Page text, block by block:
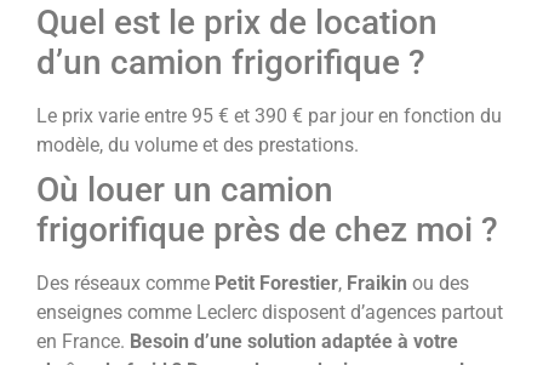
Quel est le prix de location
d’un camion frigorifique ?
Le prix varie entre 95 € et 390 € par jour en fonction du
modèle, du volume et des prestations.
Où louer un camion
frigorifique près de chez moi ?
Des réseaux comme Petit Forestier, Fraikin ou des
enseignes comme Leclerc disposent d’agences partout
en France. Besoin d’une solution adaptée à votre